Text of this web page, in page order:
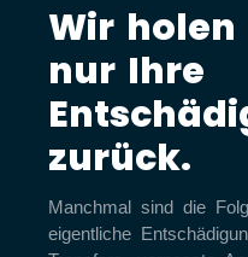
Wir
nur Ihre
zurück.
Manchmal sind die
eigentliche